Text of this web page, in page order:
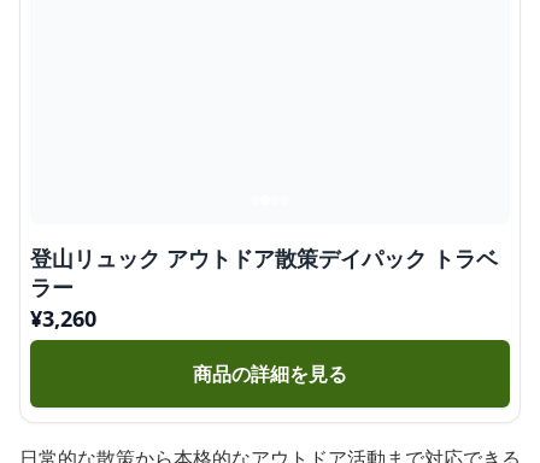
登山リュック アウトドア散策デイパック トラベ
ラー
¥3,260
商品の詳細を見る